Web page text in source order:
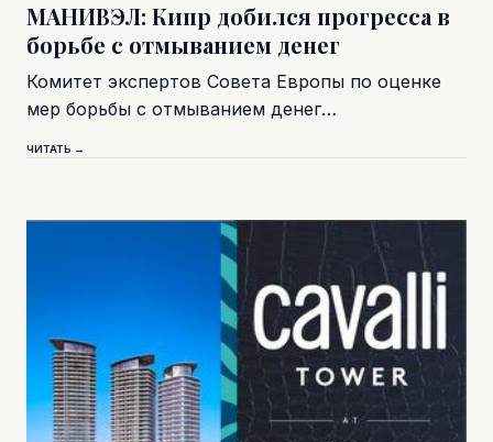
МАНИВЭЛ: Кипр добился прогресса в
борьбе с отмыванием денег
Комитет экспертов Совета Европы по оценке
мер борьбы с отмыванием денег…
ЧИТАТЬ →